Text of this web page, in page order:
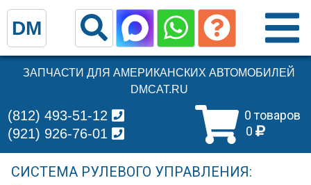
ЗАПЧАСТИ ДЛЯ АМЕРИКАНСКИХ АВТОМОБИЛЕЙ
DMCAT.RU
0 товаров
0
(812) 493-51-12
(921) 926-76-01
СИСТЕМА РУЛЕВОГО УПРАВЛЕНИЯ:
DM